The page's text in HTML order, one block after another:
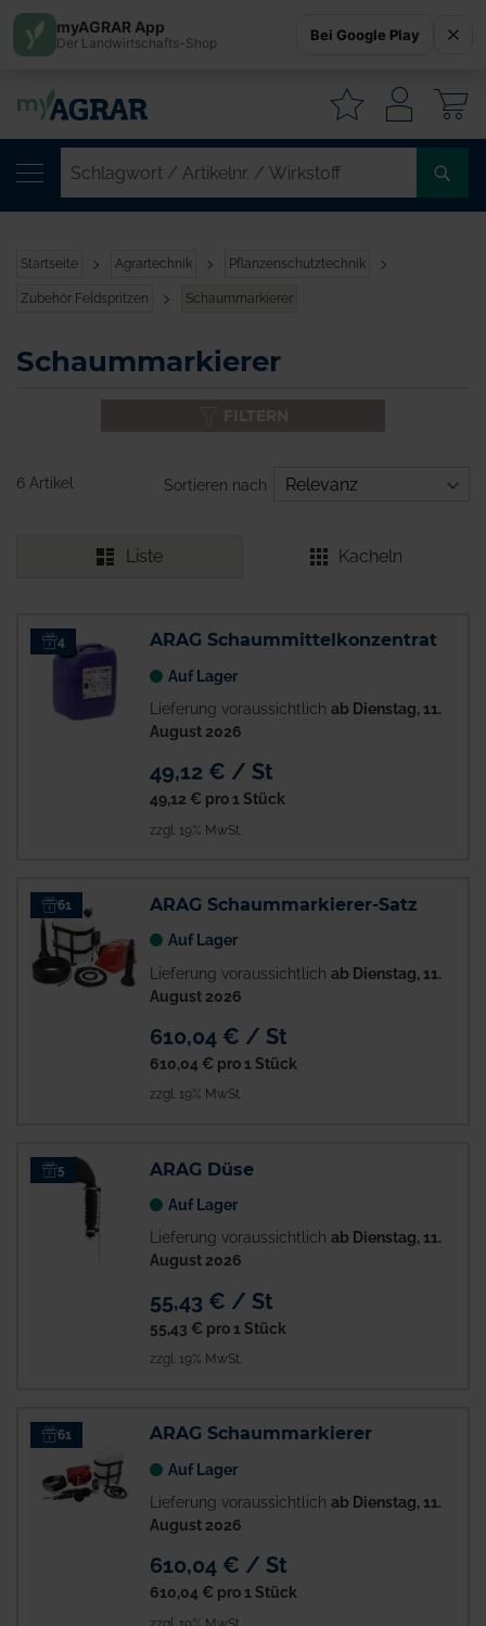
Startseite Agrartechnik Pflanzenschutztechnik
Zubehör Feldspritzen Schaummarkierer
Schaummarkierer
6 Artikel Sortieren nach
Liste Kacheln
4 ARAG Schaummittelkonzentrat
Auf Lager
Lieferung voraussichtlich ab Dienstag, 11.
August 2026
49,12 € / St
49,12 € pro 1 Stück
zzgl. 19% MwSt.
61 ARAG Schaummarkierer-Satz
Auf Lager
Lieferung voraussichtlich ab Dienstag, 11.
August 2026
610,04 € / St
610,04 € pro 1 Stück
zzgl. 19% MwSt.
5 ARAG Düse
Auf Lager
Lieferung voraussichtlich ab Dienstag, 11.
August 2026
55,43 € / St
55,43 € pro 1 Stück
zzgl. 19% MwSt.
61 ARAG Schaummarkierer
Auf Lager
Lieferung voraussichtlich ab Dienstag, 11.
August 2026
610,04 € / St
610,04 € pro 1 Stück
myAGRAR App
Der Landwirtschafts-Shop Bei Google Play